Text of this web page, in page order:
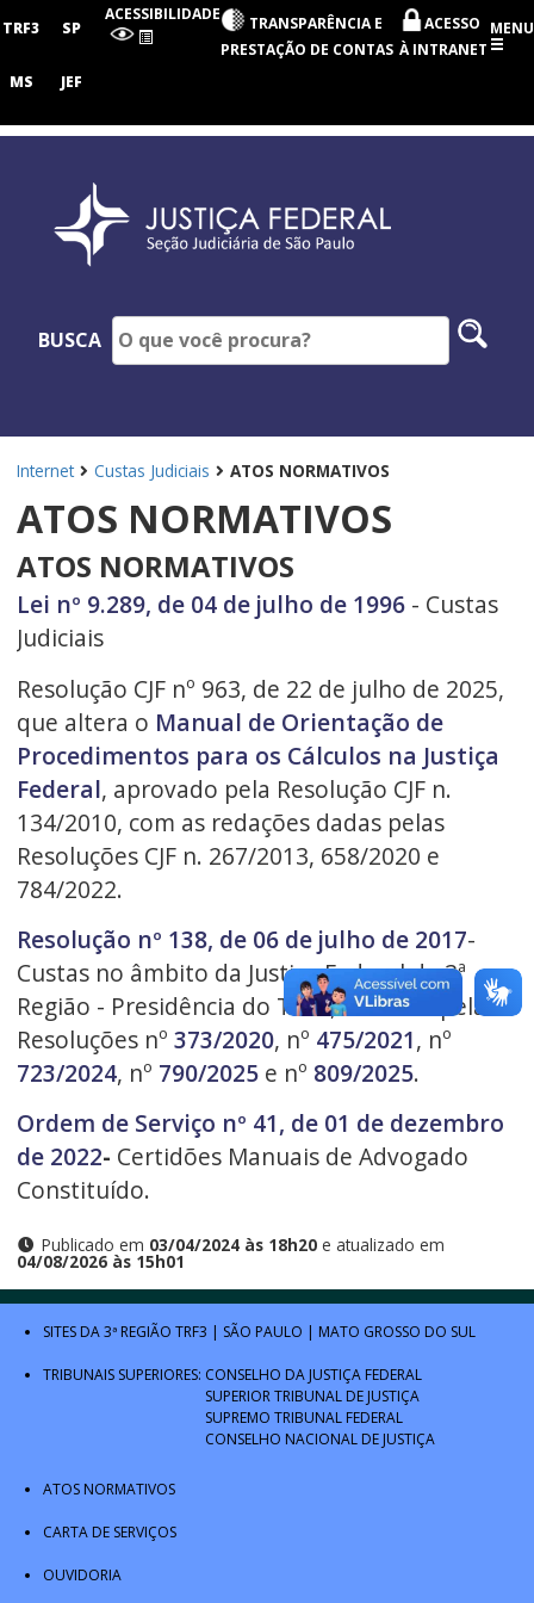
Judiciária
Paulo
TRF3 SP
MS JEF
ACESSIBILIDADE
TRANSPARÊNCIA E
PRESTAÇÃO DE CONTAS
ACESSO
À INTRANET
MENU
BUSCA
Internet Custas Judiciais ATOS NORMATIVOS
ATOS NORMATIVOS
ATOS NORMATIVOS
Lei nº 9.289, de 04 de julho de 1996- Custas
Judiciais
Resolução CJF nº 963, de 22 de julho de 2025,
que altera o Manual de Orientação de
Procedimentos para os Cálculos na Justiça
Federal, aprovado pela Resolução CJF n.
134/2010, com as redações dadas pelas
Resoluções CJF n. 267/2013, 658/2020 e
784/2022.
Resolução nº 138, de 06 de julho de 2017-
Custas no âmbito da Justiça Federal da 3ª
Região - Presidência do TRF3, alterada pelas
Resoluções nº 373/2020, nº 475/2021, nº
723/2024, nº 790/2025e nº 809/2025.
Ordem de Serviço nº 41, de 01 de dezembro
de 2022- Certidões Manuais de Advogado
Constituído.
Publicado em 03/04/2024 às 18h20e atualizado em
04/08/2026 às 15h01
SITES DA 3ª REGIÃO TRF3 | SÃO PAULO | MATO GROSSO DO SUL
TRIBUNAIS SUPERIORES: CONSELHO DA JUSTIÇA FEDERAL
SUPERIOR TRIBUNAL DE JUSTIÇA
SUPREMO TRIBUNAL FEDERAL
CONSELHO NACIONAL DE JUSTIÇA
ATOS NORMATIVOS
CARTA DE SERVIÇOS
OUVIDORIA